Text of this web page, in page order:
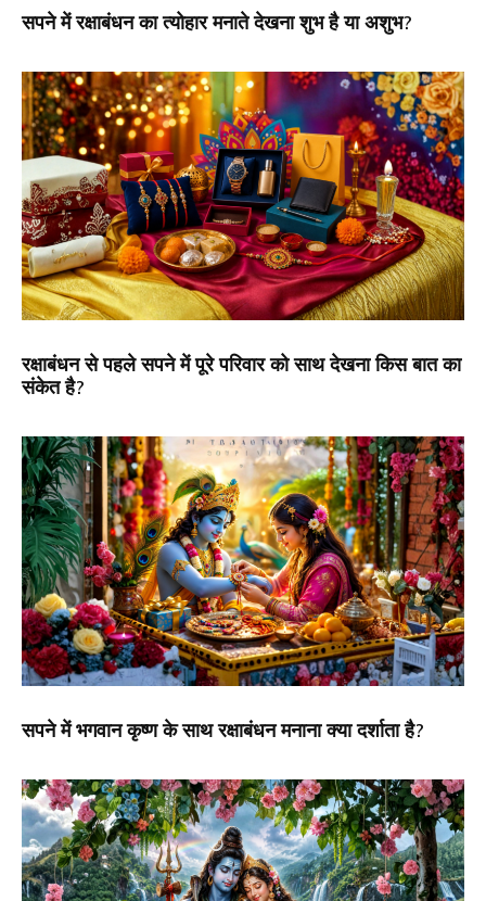
सपने में रक्षाबंधन का त्योहार मनाते देखना शुभ है या अशुभ?
रक्षाबंधन से पहले सपने में पूरे परिवार को साथ देखना किस बात का
संकेत है?
सपने में भगवान कृष्ण के साथ रक्षाबंधन मनाना क्या दर्शाता है?